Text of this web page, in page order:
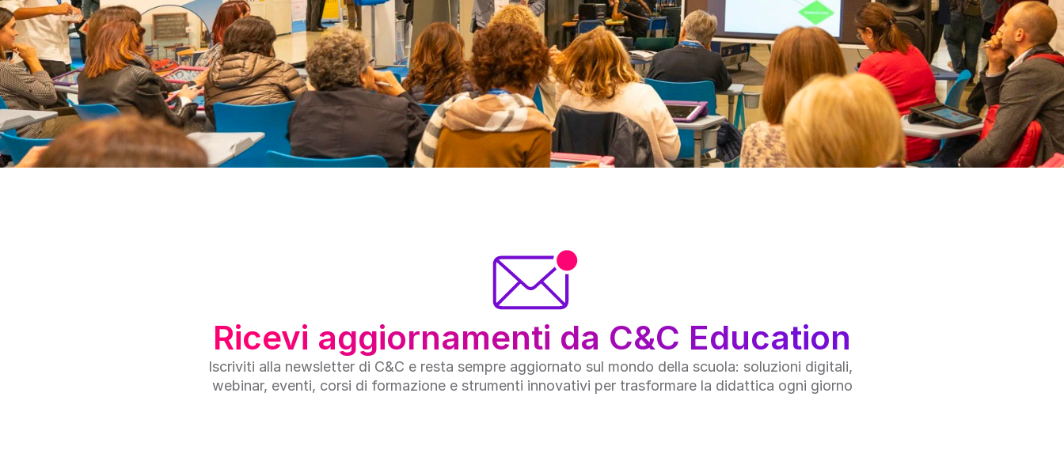
Ricevi aggiornamenti da C&C Education
Iscriviti alla newsletter di C&C e resta sempre aggiornato sul mondo della scuola: soluzioni digitali,
webinar, eventi, corsi di formazione e strumenti innovativi per trasformare la didattica ogni giorno